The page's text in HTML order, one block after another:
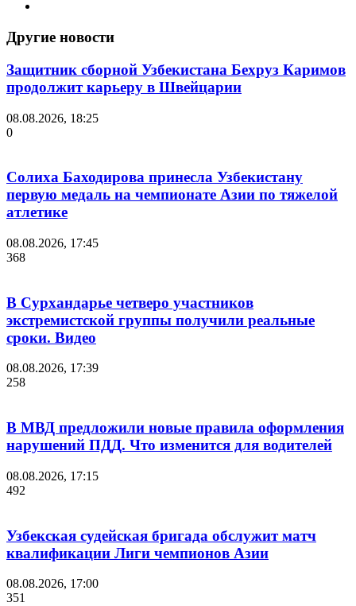
Другие новости
Защитник сборной Узбекистана Бехруз Каримов
продолжит карьеру в Швейцарии
08.08.2026, 18:25
0
Солиха Баходирова принесла Узбекистану
первую медаль на чемпионате Азии по тяжелой
атлетике
08.08.2026, 17:45
368
В Сурхандарье четверо участников
экстремистской группы получили реальные
сроки. Видео
08.08.2026, 17:39
258
В МВД предложили новые правила оформления
нарушений ПДД. Что изменится для водителей
08.08.2026, 17:15
492
Узбекская судейская бригада обслужит матч
квалификации Лиги чемпионов Азии
08.08.2026, 17:00
351